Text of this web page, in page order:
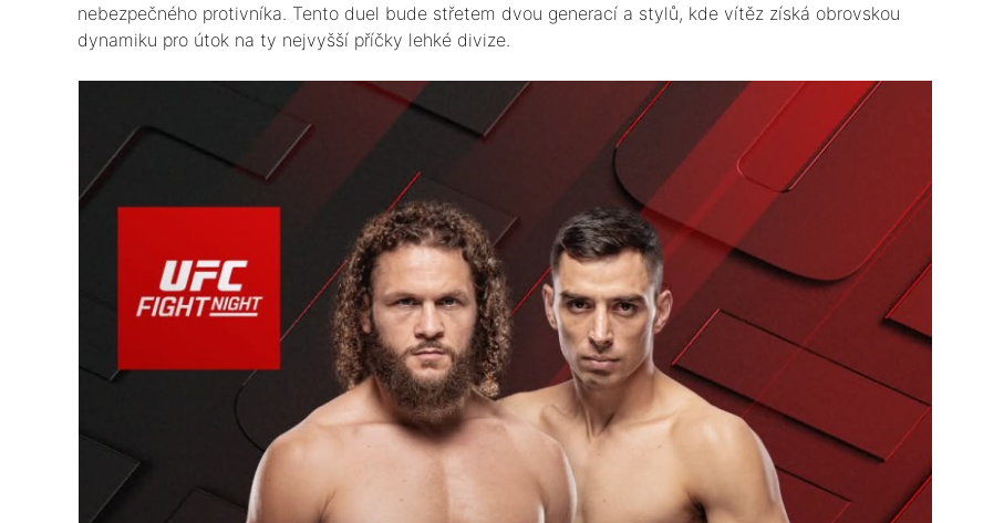
nebezpečného protivníka. Tento duel bude střetem dvou generací a stylů, kde vítěz získá obrovskou
dynamiku pro útok na ty nejvyšší příčky lehké divize.​